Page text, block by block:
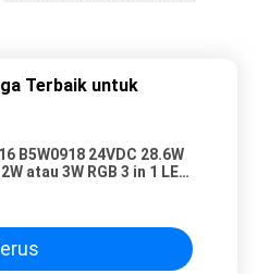
Terbaik untuk
B5W0918 24VDC 28.6W
atau 3W RGB 3 in 1 LED